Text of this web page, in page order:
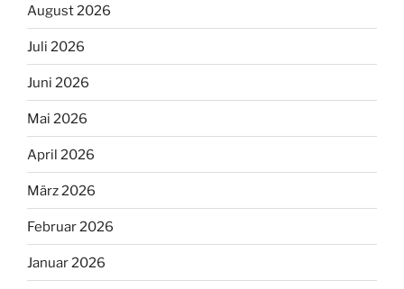
August 2026
Juli 2026
Juni 2026
Mai 2026
April 2026
März 2026
Februar 2026
Januar 2026